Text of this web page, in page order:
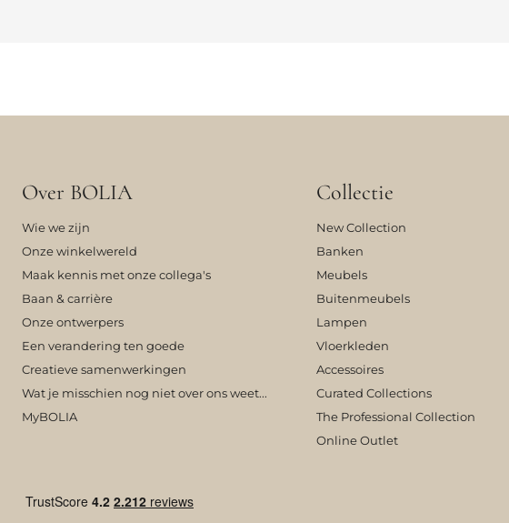
Over BOLIA
Wie we zijn
Onze winkelwereld
Maak kennis met onze collega's
Baan & carrière
Onze ontwerpers
Een verandering ten goede
Creatieve samenwerkingen
Wat je misschien nog niet over ons weet...
MyBOLIA
Collectie
New Collection
Banken
Meubels
Buitenmeubels
Lampen
Vloerkleden
Accessoires
Curated Collections
The Professional Collection
Online Outlet